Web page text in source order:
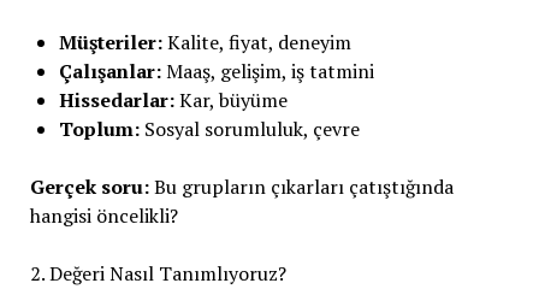
Müşteriler:Kalite, fiyat, deneyim
Çalışanlar:Maaş, gelişim, iş tatmini
Hissedarlar:Kar, büyüme
Toplum:Sosyal sorumluluk, çevre
Gerçek soru:Bu grupların çıkarları çatıştığında
hangisi öncelikli?
2. Değeri Nasıl Tanımlıyoruz?